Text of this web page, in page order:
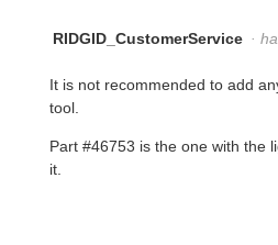
RIDGID_CustomerService ·
It is not recommended to add
tool.
Part #46753 is the one with the
it.